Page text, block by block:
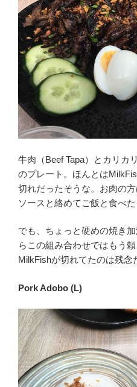
牛肉（Beef Tapa）とカリカ
のプレート。ほんとは
切れだったそうな。お肉の
ソースと絡めてご飯と食べた
でも、ちょっと硬めの焼き
らこの組み合わせではもう
MilkFishが切れてたのは残念
Pork Adobo (L)